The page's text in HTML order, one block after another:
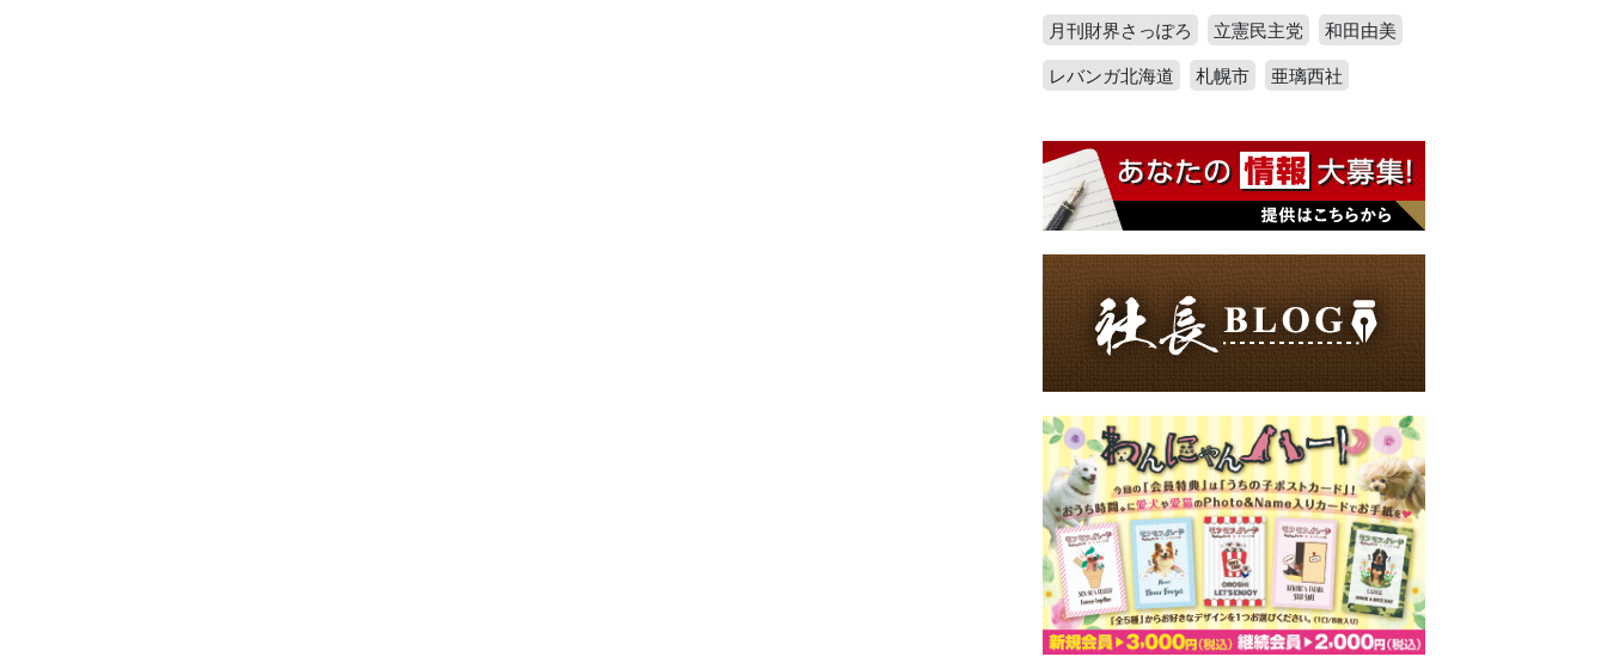
月刊財界さっぽろ
立憲民主党
和田由美
レバンガ北海道
札幌市 亜璃西社